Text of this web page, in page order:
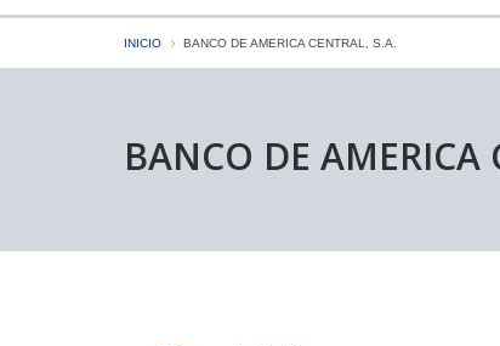
INICIO BANCO DE AMERICA CENTRAL, S.A.
BANCO DE AMERICA